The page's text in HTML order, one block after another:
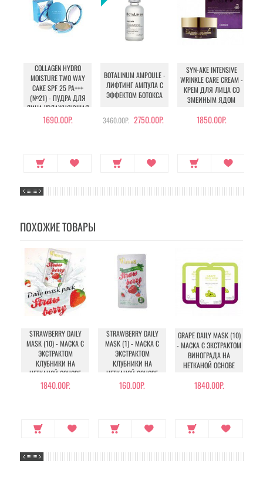
COLLAGEN HYDRO
MOISTURE TWO WAY
CAKE SPF 25 PA+++
(№21) - ПУДРА ДЛЯ
ЛИЦА УВЛАЖНЯЮЩАЯ
С КОЛЛАГЕНОМ (№21)
1690.00Р.
BOTALINUM AMPOULE -
ЛИФТИНГ АМПУЛА С
ЭФФЕКТОМ БОТОКСА
3460.00Р. 2750.00Р.
SYN-AKE INTENSIVE
WRINKLE CARE CREAM -
КРЕМ ДЛЯ ЛИЦА СО
ЗМЕИНЫМ ЯДОМ
1850.00Р.
ПОХОЖИЕ ТОВАРЫ
STRAWBERRY DAILY
MASK (10) - МАСКА С
ЭКСТРАКТОМ
КЛУБНИКИ НА
НЕТКАНОЙ ОСНОВЕ
1840.00Р.
STRAWBERRY DAILY
MASK (1) - МАСКА С
ЭКСТРАКТОМ
КЛУБНИКИ НА
НЕТКАНОЙ ОСНОВЕ
160.00Р.
GRAPE DAILY MASK (10)
- МАСКА С ЭКСТРАКТОМ
ВИНОГРАДА НА
НЕТКАНОЙ ОСНОВЕ
1840.00Р.